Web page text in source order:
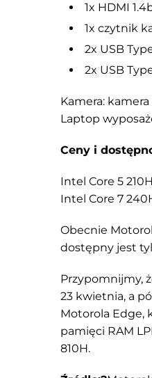
1x HDMI
1x czytnik
2x USB
2x USB
Kamera:
Laptop
Ceny i
Intel Core 5
Intel Core 7
Obecnie
dostępny jest
Przypomnijmy,
23 kwietnia, a
Motorola Edge,
pamięci RAM
810H.